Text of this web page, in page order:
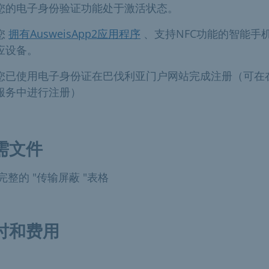
的电子身份验证功能处于激活状态。
拥有AusweisApp2应用程序 、支持NFC功能的智能手
设备。
已使用电子身份证在巴伐利亚门户网站完成注册（可在
务中进行注册）
文件
整的 "传输屏蔽 "表格
和费用